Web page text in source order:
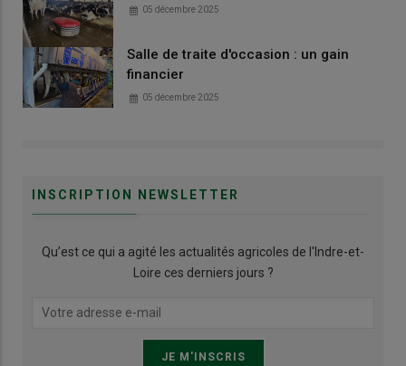
05 décembre 2025
Salle de traite d'occasion : un gain
financier
05 décembre 2025
INSCRIPTION NEWSLETTER
Qu’est ce qui a agité les actualités agricoles de l'Indre-et-
Loire ces derniers jours ?